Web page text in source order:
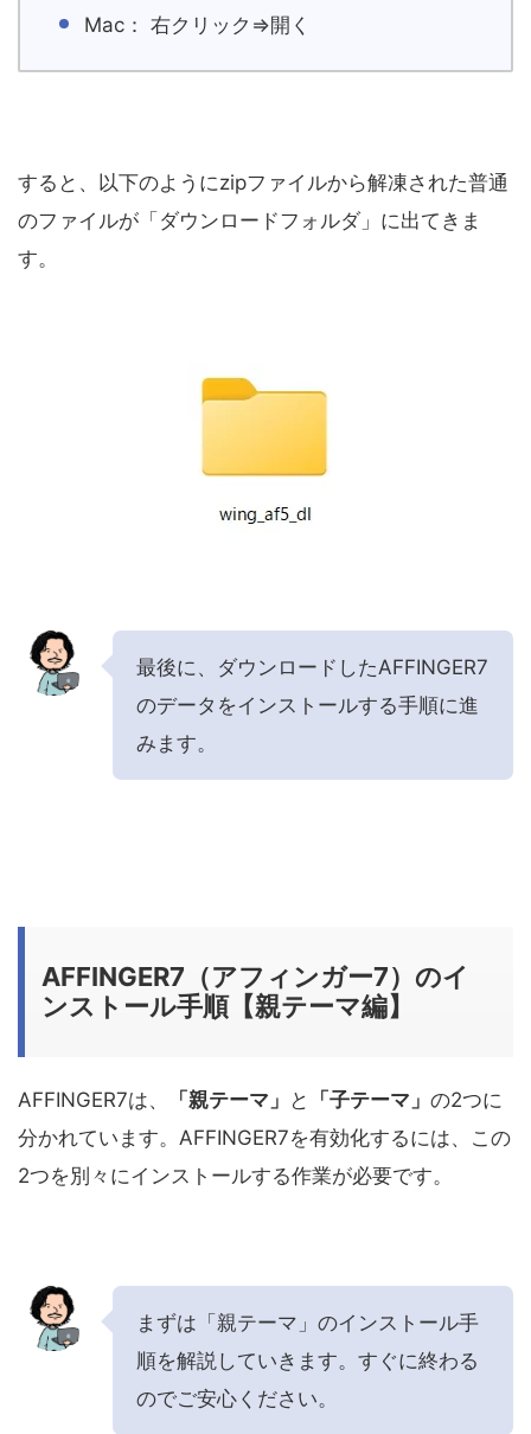
Mac： 右クリック⇒開く
すると、以下のようにzipファイルから解凍された普通
のファイルが「ダウンロードフォルダ」に出てきま
す。
最後に、ダウンロードしたAFFINGER7
のデータをインストールする手順に進
みます。
AFFINGER7（アフィンガー7）のイ
ンストール手順【親テーマ編】
AFFINGER7は、 「親テーマ」 と 「子テーマ」 の2つに
分かれています。AFFINGER7を有効化するには、この
2つを別々にインストールする作業が必要です。
まずは「親テーマ」のインストール手
順を解説していきます。すぐに終わる
のでご安心ください。